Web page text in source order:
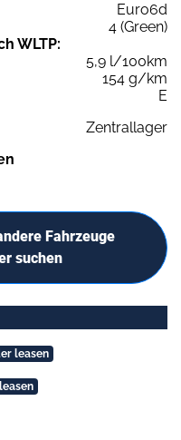
Euro6d
4 (Green)
WLTP:
5,9 l/100km
154 g/km
E
Zentrallager
Fahrzeuge
suchen
leasen